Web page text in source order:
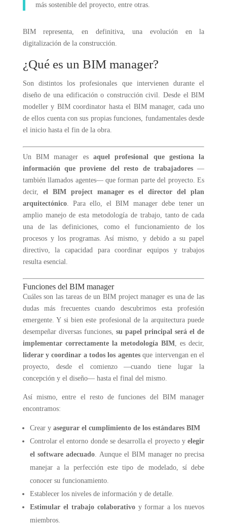
más sostenible del proyecto, entre otras.
BIM representa, en definitiva, una evolución en la
digitalización de la construcción.
¿Qué es un BIM manager?
Son distintos los profesionales que intervienen durante el
diseño de una edificación o construcción civil. Desde el BIM
modeller y BIM coordinator hasta el BIM manager, cada uno
de ellos cuenta con sus propias funciones, fundamentales desde
el inicio hasta el fin de la obra.
Un BIM manager es aquel profesional que gestiona la
información que proviene del resto de trabajadores—
también llamados agentes— que forman parte del proyecto. Es
decir, el BIM project manager es el director del plan
arquitectónico. Para ello, el BIM manager debe tener un
amplio manejo de esta metodología de trabajo, tanto de cada
una de las definiciones, como el funcionamiento de los
procesos y los programas. Así mismo, y debido a su papel
directivo, la capacidad para coordinar equipos y trabajos
resulta esencial.
Funciones del BIM manager
Cuáles son las tareas de un BIM project manager es una de las
dudas más frecuentes cuando descubrimos esta profesión
emergente. Y si bien este profesional de la arquitectura puede
desempeñar diversas funciones, su papel principal será el de
implementar correctamente la metodología BIM, es decir,
liderar y coordinar a todos los agentesque intervengan en el
proyecto, desde el comienzo —cuando tiene lugar la
concepción y el diseño— hasta el final del mismo.
Así mismo, entre el resto de funciones del BIM manager
encontramos:
Crear y asegurar el cumplimiento de los estándares BIM
Controlar el entorno donde se desarrolla el proyecto yelegir
el software adecuado. Aunque el BIM manager no precisa
manejar a la perfección este tipo de modelado, sí debe
conocer su funcionamiento.
Establecer los niveles de información y de detalle.
Estimular el trabajo colaborativoy formar a los nuevos
miembros.